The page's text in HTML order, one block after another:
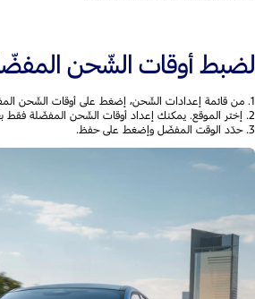
لضبط أوقات الشّحن
1. من قائمة إعدادات الشّحن، إضغط على أوقات الشّحن المفضّلة.
2. إختر الموقع. يمكنك إعداد أوقات الشّحن المفضّلة فقط بعد الشّحن في هذا الموقع.
3. حدّد الوقت المفضّل وإضغط على حفظ.